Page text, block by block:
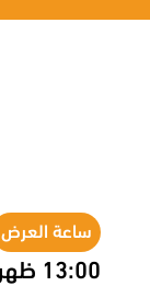
ساعة العرض
13:00 ظهراً